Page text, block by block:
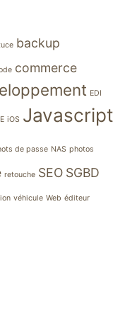
backup
commerce
EDI
iOS Javascript
de passe NAS photos
retouche SEO SGBD
véhicule Web éditeur